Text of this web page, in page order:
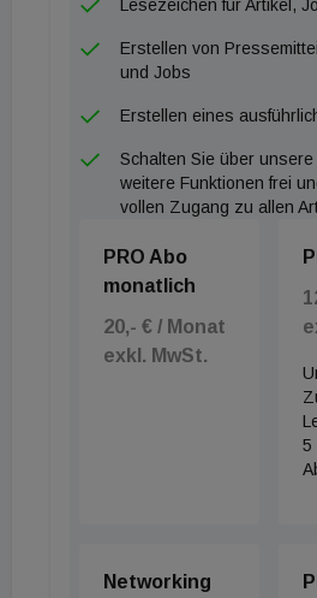
vergangenen Jahren die
Markterfordernisse angepasst.
aktuellen Veränderungen
Unterstützung des gesamten
unseren eigenen Reihen
Ridder, der CBRE 1991 in
und seither leitet.
Lesezeichen für Artikel,
Erstellen von
und Jobs
Erstellen eines
Schalten Sie über unsere
weitere Funktionen frei
vollen Zugang zu allen
PRO Abo
monatlich
20,- € / Monat
exkl. MwSt.
5
Networking